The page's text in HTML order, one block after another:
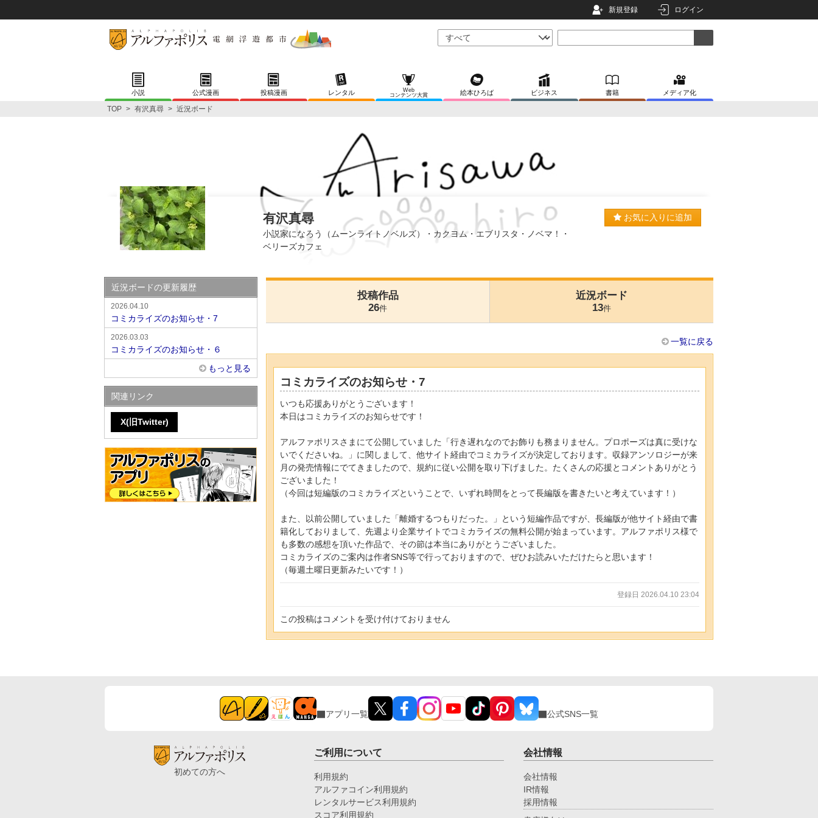
新規登録 ログイン
小説 公式漫画 投稿漫画 レンタル
Web
コンテンツ大賞
絵本ひろば ビジネス 書籍 メディア化
TOP > 有沢真尋 > 近況ボード
有沢真尋
小説家になろう（ムーンライトノベルズ）・カクヨム・エブリスタ・ノベマ！・
ベリーズカフェ
お気に入りに追加
投稿作品
26件
近況ボード
13件
一覧に戻る
コミカライズのお知らせ・7
いつも応援ありがとうございます！
本日はコミカライズのお知らせです！
アルファポリスさまにて公開していました「行き遅れなのでお飾りも務まりません。プロポーズは真に受けな
いでくださいね。」に関しまして、他サイト経由でコミカライズが決定しております。収録アンソロジーが来
月の発売情報にでてきましたので、規約に従い公開を取り下げました。たくさんの応援とコメントありがとう
ございました！
（今回は短編版のコミカライズということで、いずれ時間をとって長編版を書きたいと考えています！）
また、以前公開していました「離婚するつもりだった。」という短編作品ですが、長編版が他サイト経由で書
籍化しておりまして、先週より企業サイトでコミカライズの無料公開が始まっています。アルファポリス様で
も多数の感想を頂いた作品で、その節は本当にありがとうございました。
コミカライズのご案内は作者SNS等で行っておりますので、ぜひお読みいただけたらと思います！
（毎週土曜日更新みたいです！）
登録日 2026.04.10 23:04
この投稿はコメントを受け付けておりません
近況ボードの更新履歴
2026.04.10
コミカライズのお知らせ・7
2026.03.03
コミカライズのお知らせ・６
もっと見る
関連リンク
X(旧Twitter)
アプリ一覧 公式SNS一覧
初めての方へ
ご利用について
利用規約
アルファコイン利用規約
レンタルサービス利用規約
スコア利用規約
会社情報
会社情報
IR情報
採用情報